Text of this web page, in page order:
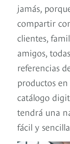
jamás,
compartir
clientes,
amigos,
referencias
productos
catálogo
tendrá una
fácil y